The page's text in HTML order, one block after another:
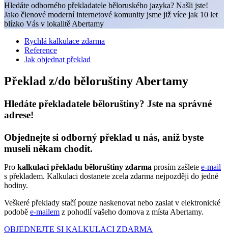
Hledáte odborného překladatele běloruského jazyka? Našli jste!
Jako členové moderní internetové komunity jsme již více jak 10 let
blízko Vás v lokalitě Abertamy
Rychlá kalkulace zdarma
Reference
Jak objednat překlad
Překlad z/do běloruštiny Abertamy
Hledáte překladatele běloruštiny? Jste na správné
adrese!
Objednejte si odborný překlad u nás, aniž byste
museli někam chodit.
Pro kalkulaci překladu běloruštiny zdarma prosím zašlete e-mail
s překladem. Kalkulaci dostanete zcela zdarma nejpozději do jedné
hodiny.
Veškeré překlady stačí pouze naskenovat nebo zaslat v elektronické
podobě e-mailem z pohodlí vašeho domova z místa Abertamy.
OBJEDNEJTE SI KALKULACI ZDARMA